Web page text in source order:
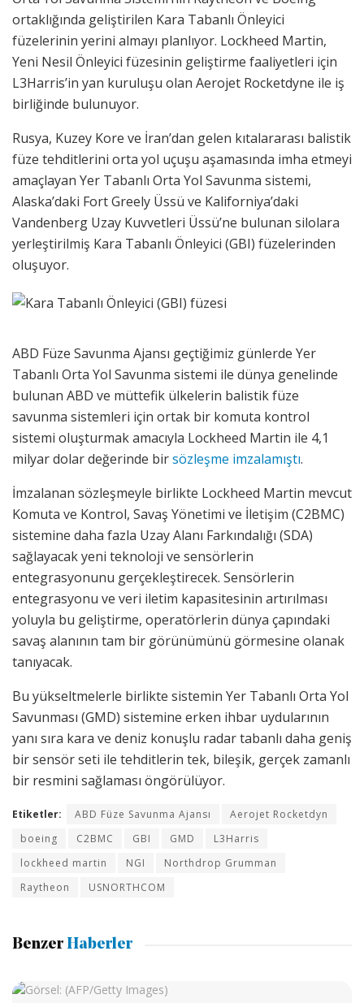
ortaklığında geliştirilen Kara Tabanlı Önleyici
füzelerinin yerini almayı planlıyor. Lockheed Martin,
Yeni Nesil Önleyici füzesinin geliştirme faaliyetleri için
L3Harris’in yan kuruluşu olan Aerojet Rocketdyne ile iş
birliğinde bulunuyor.
Rusya, Kuzey Kore ve İran’dan gelen kıtalararası balistik
füze tehditlerini orta yol uçuşu aşamasında imha etmeyi
amaçlayan Yer Tabanlı Orta Yol Savunma sistemi,
Alaska’daki Fort Greely Üssü ve Kaliforniya’daki
Vandenberg Uzay Kuvvetleri Üssü’ne bulunan silolara
yerleştirilmiş Kara Tabanlı Önleyici (GBI) füzelerinden
oluşuyor.
ABD Füze Savunma Ajansı geçtiğimiz günlerde Yer
Tabanlı Orta Yol Savunma sistemi ile dünya genelinde
bulunan ABD ve müttefik ülkelerin balistik füze
savunma sistemleri için ortak bir komuta kontrol
sistemi oluşturmak amacıyla Lockheed Martin ile 4,1
milyar dolar değerinde birsözleşme imzalamıştı.
İmzalanan sözleşmeyle birlikte Lockheed Martin mevcut
Komuta ve Kontrol, Savaş Yönetimi ve İletişim (C2BMC)
sistemine daha fazla Uzay Alanı Farkındalığı (SDA)
sağlayacak yeni teknoloji ve sensörlerin
entegrasyonunu gerçekleştirecek. Sensörlerin
entegrasyonu ve veri iletim kapasitesinin artırılması
yoluyla bu geliştirme, operatörlerin dünya çapındaki
savaş alanının tam bir görünümünü görmesine olanak
tanıyacak.
Bu yükseltmelerle birlikte sistemin Yer Tabanlı Orta Yol
Savunması (GMD) sistemine erken ihbar uydularının
yanı sıra kara ve deniz konuşlu radar tabanlı daha geniş
bir sensör seti ile tehditlerin tek, bileşik, gerçek zamanlı
bir resmini sağlaması öngörülüyor.
Etiketler: ABD Füze Savunma Ajansı
Aerojet Rocketdyn
boeing
C2BMC GBI GMD
L3Harris
lockheed martin
NGI
Northdrop Grumman
Raytheon
USNORTHCOM
Benzer Haberler